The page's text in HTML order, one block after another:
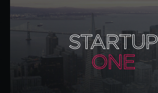
STARTUP
ONE